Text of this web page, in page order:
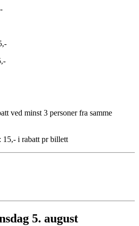
ved minst 3 personer fra samme
15,- i rabatt pr billett
5. august